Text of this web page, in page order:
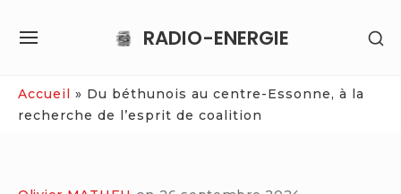
RADIO-ENERGIE
SITE
Accueil » Du béthunois au centre-Essonne, à la
recherche de l’esprit de coalition